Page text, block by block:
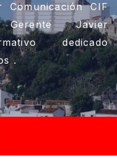
Comunicación CIF
Gerente Javier
dedicado
.